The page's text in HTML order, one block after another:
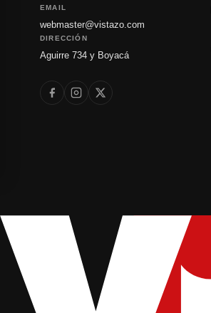
EMAIL
webmaster@vistazo.com
DIRECCIÓN
Aguirre 734 y Boyacá